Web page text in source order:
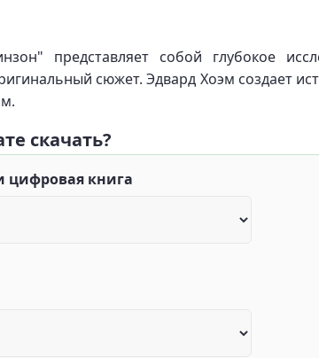
представляет собой глубокое
сюжет. Эдвард Хоэм создает
скачать?
цифровая книга